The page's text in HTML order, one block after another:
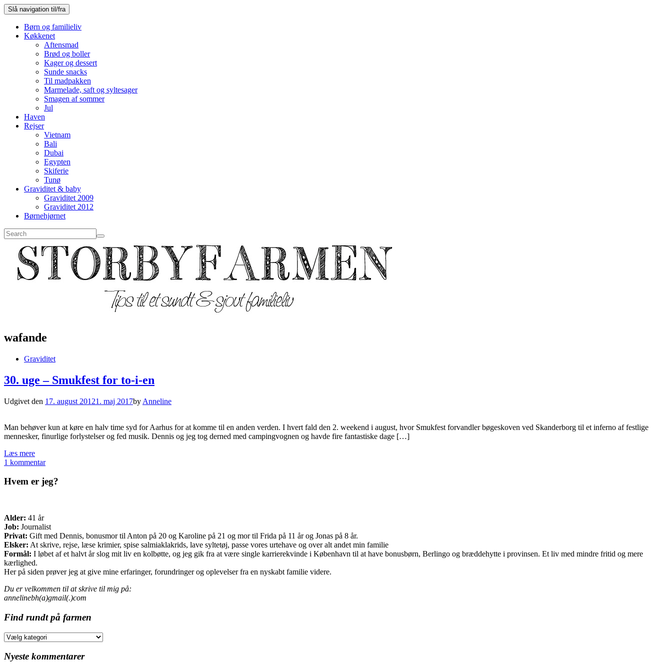
Slå navigation til/fra
Børn og familieliv
Køkkenet
Aftensmad
Brød og boller
Kager og dessert
Sunde snacks
Til madpakken
Marmelade, saft og syltesager
Smagen af sommer
Jul
Haven
Rejser
Vietnam
Bali
Dubai
Egypten
Skiferie
Tunø
Graviditet & baby
Graviditet 2009
Graviditet 2012
Børnehjørnet
wafande
Graviditet
30. uge – Smukfest for to-i-en
Udgivet den 17. august 20121. maj 2017by Anneline
Man behøver kun at køre en halv time syd for Aarhus for at komme til en anden verden. I hvert fald den 2. weekend i august, hvor Smukfest forvandler bøgeskoven ved Skanderborg til et inferno af festlige
mennesker, finurlige forlystelser og fed musik. Dennis og jeg tog derned med campingvognen og havde fire fantastiske dage […]
Læs mere
1 kommentar
Hvem er jeg?
Alder: 41 år
Job: Journalist
Privat: Gift med Dennis, bonusmor til Anton på 20 og Karoline på 21 og mor til Frida på 11 år og Jonas på 8 år.
Elsker: At skrive, rejse, læse krimier, spise salmiaklakrids, lave syltetøj, passe vores urtehave og over alt andet min familie
Formål: I løbet af et halvt år slog mit liv en kolbøtte, og jeg gik fra at være single karrierekvinde i København til at have bonusbørn, Berlingo og bræddehytte i provinsen. Et liv med mindre fritid og mere
kærlighed.
Her på siden prøver jeg at give mine erfaringer, forundringer og oplevelser fra en nyskabt familie videre.
Du er velkommen til at skrive til mig på:
annelinebh(a)gmail(.)com
Find rundt på farmen
Find
på
farmen
Nyeste kommentarer